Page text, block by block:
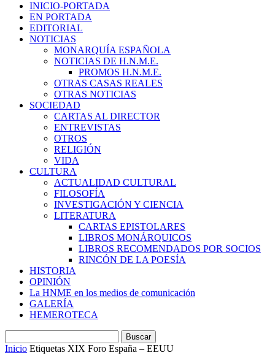
INICIO-PORTADA
EN PORTADA
EDITORIAL
NOTICIAS
MONARQUÍA ESPAÑOLA
NOTICIAS DE H.N.M.E.
PROMOS H.N.M.E.
OTRAS CASAS REALES
OTRAS NOTICIAS
SOCIEDAD
CARTAS AL DIRECTOR
ENTREVISTAS
OTROS
RELIGIÓN
VIDA
CULTURA
ACTUALIDAD CULTURAL
FILOSOFÍA
INVESTIGACIÓN Y CIENCIA
LITERATURA
CARTAS EPISTOLARES
LIBROS MONÁRQUICOS
LIBROS RECOMENDADOS POR SOCIOS
RINCÓN DE LA POESÍA
HISTORIA
OPINIÓN
La HNME en los medios de comunicación
GALERÍA
HEMEROTECA
Inicio Etiquetas XIX Foro España – EEUU